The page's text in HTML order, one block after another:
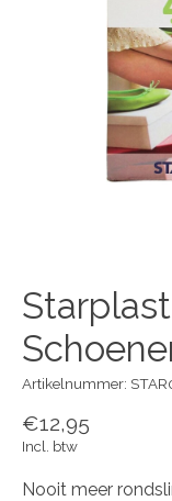
Artikelnummer:
€12,95
Incl. btw
Nooit meer